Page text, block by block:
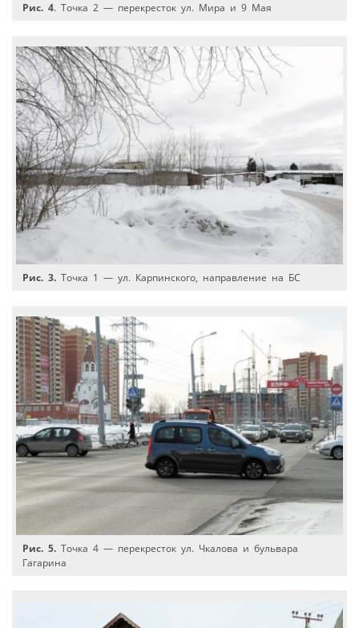
Рис. 4. Точка 2 — перекресток ул. Мира и 9 Мая
Рис. 3. Точка 1 — ул. Карпинского, направление на БС
Рис. 5. Точка 4 — перекресток ул. Чкалова и бульвара
Гагарина